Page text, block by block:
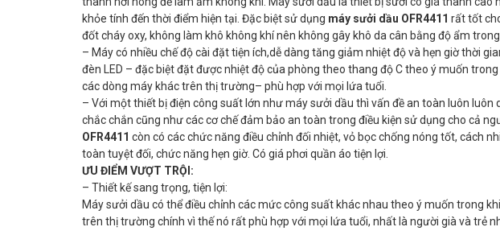
khỏe tính đến thời điểm hiện tại. Đặc biệt sử dụng máy sưởi dầu OFR4411 rất tốt
đốt cháy oxy, không làm khô không khí nên không gây khô da cân bằng độ ẩm
– Máy có nhiều chế độ cài đặt tiện ích,dễ dàng tăng giảm nhiệt độ và hẹn giờ thời
đèn LED – đặc biệt đặt được nhiệt độ của phòng theo thang độ C theo ý muốn
các dòng máy khác trên thị trường– phù hợp với mọi lứa tuổi.
– Với một thiết bị điện công suất lớn như máy sưởi dầu thì vấn đề an toàn luôn luôn
chắc chắn cũng như các cơ chế đảm bảo an toàn trong điều kiện sử dụng cho cả
OFR4411 còn có các chức năng điều chỉnh đối nhiệt, vỏ bọc chống nóng tốt, cách
toàn tuyệt đối, chức năng hẹn giờ. Có giá phơi quần áo tiện lợi.
ƯU ĐIỂM VƯỢT TRỘI:
– Thiết kế sang trọng, tiện lợi:
Máy sưởi dầu có thể điều chỉnh các mức công suất khác nhau theo ý muốn trong
trên thị trường chính vì thế nó rất phù hợp với mọi lứa tuổi, nhất là người già và trẻ